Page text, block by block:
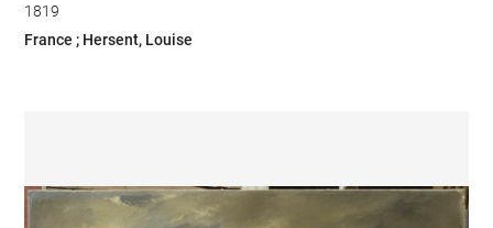
1819
France ; Hersent, Louise